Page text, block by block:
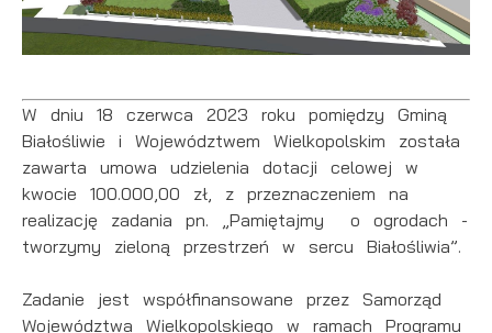
W dniu 18 czerwca 2023 roku pomiędzy Gminą
Białośliwie i Województwem Wielkopolskim została
zawarta umowa udzielenia dotacji celowej w
kwocie 100.000,00 zł, z przeznaczeniem na
realizację zadania pn. „Pamiętajmy o ogrodach -
tworzymy zieloną przestrzeń w sercu Białośliwia”.
Zadanie jest współfinansowane przez Samorząd
Województwa Wielkopolskiego w ramach Programu